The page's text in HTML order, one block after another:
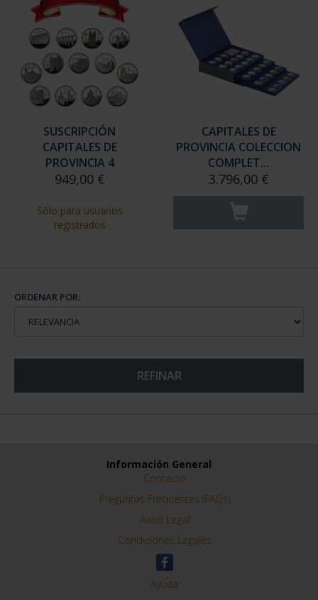
SUSCRIPCIÓN
CAPITALES DE
PROVINCIA 4
949,00 €
Sólo para usuarios
registrados
CAPITALES DE
PROVINCIA COLECCION
COMPLET...
3.796,00 €
ORDENAR POR:
REFINAR
Información General
Contacto
Preguntas Frequentes (FAQs)
Aviso Legal
Condiciones Legales
Ayuda